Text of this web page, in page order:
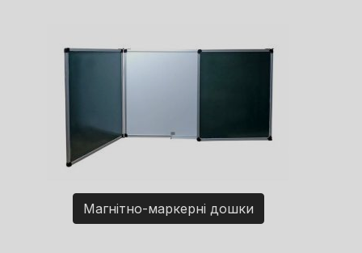
Магнітно-маркерні дошки